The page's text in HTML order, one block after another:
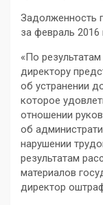
Задолженность
за февраль 2016
«По
директору
об устранении
которое
отношении
об
нарушении
результатам
материалов
директор